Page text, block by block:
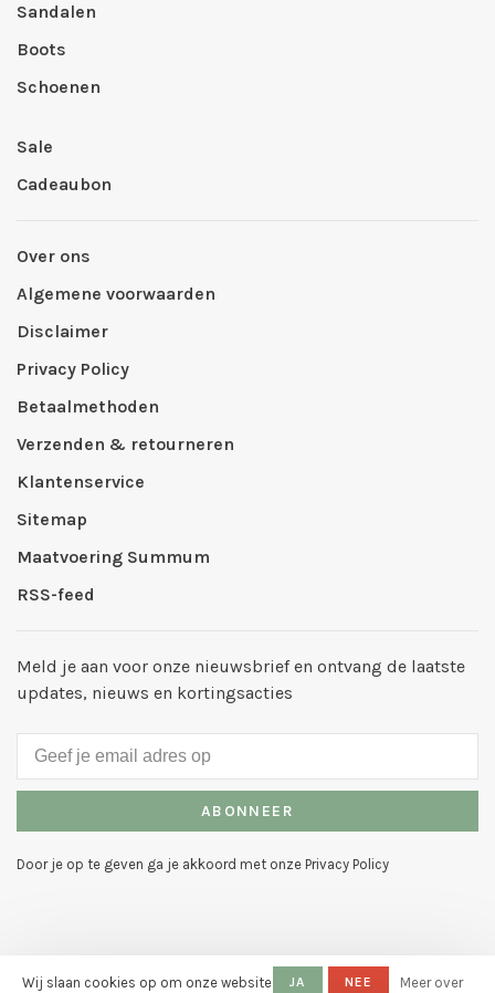
Sandalen
Boots
Schoenen
Sale
Cadeaubon
Over ons
Algemene voorwaarden
Disclaimer
Privacy Policy
Betaalmethoden
Verzenden & retourneren
Klantenservice
Sitemap
Maatvoering Summum
RSS-feed
Meld je aan voor onze nieuwsbrief en ontvang de laatste
updates, nieuws en kortingsacties
ABONNEER
Door je op te geven ga je akkoord met onze Privacy Policy
© Copyright 2026 Mode Galerie-
Wij slaan cookies op om onze website JA NEE Meer over